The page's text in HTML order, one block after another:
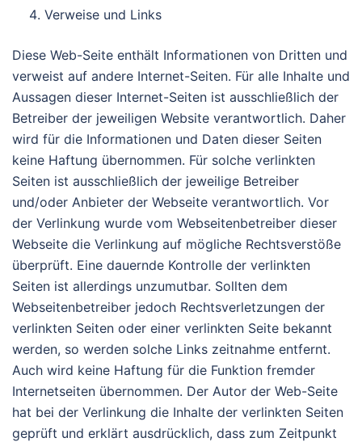
Verweise und Links
Diese Web-Seite enthält Informationen von Dritten und
verweist auf andere Internet-Seiten. Für alle Inhalte und
Aussagen dieser Internet-Seiten ist ausschließlich der
Betreiber der jeweiligen Website verantwortlich. Daher
wird für die Informationen und Daten dieser Seiten
keine Haftung übernommen. Für solche verlinkten
Seiten ist ausschließlich der jeweilige Betreiber
und/oder Anbieter der Webseite verantwortlich. Vor
der Verlinkung wurde vom Webseitenbetreiber dieser
Webseite die Verlinkung auf mögliche Rechtsverstöße
überprüft. Eine dauernde Kontrolle der verlinkten
Seiten ist allerdings unzumutbar. Sollten dem
Webseitenbetreiber jedoch Rechtsverletzungen der
verlinkten Seiten oder einer verlinkten Seite bekannt
werden, so werden solche Links zeitnahme entfernt.
Auch wird keine Haftung für die Funktion fremder
Internetseiten übernommen. Der Autor der Web-Seite
hat bei der Verlinkung die Inhalte der verlinkten Seiten
geprüft und erklärt ausdrücklich, dass zum Zeitpunkt